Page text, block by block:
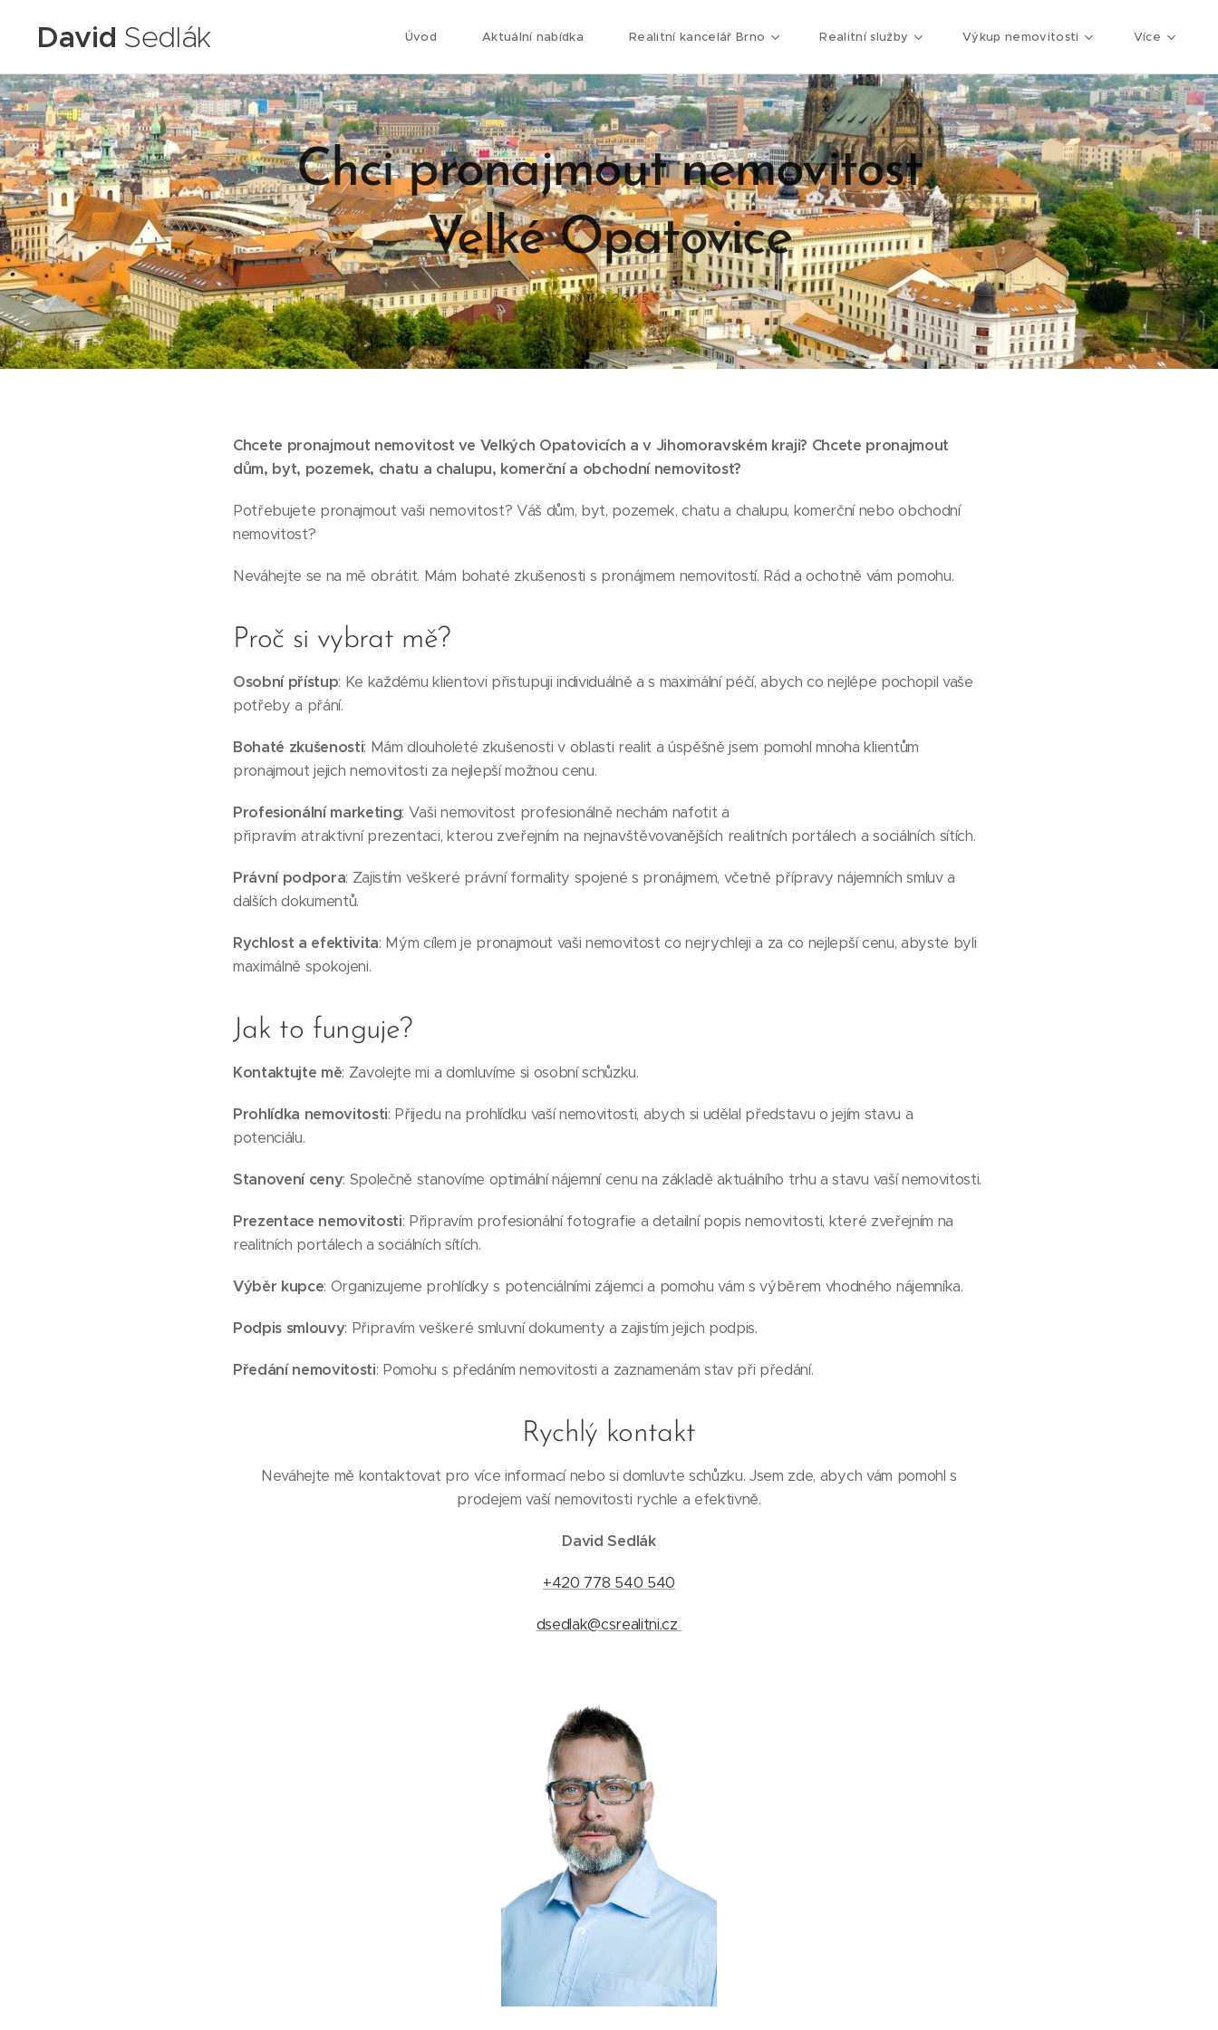
David Sedlák Úvod Aktuální nabídka Realitní kancelář Brno Realitní služby Výkup nemovitosti Více
Chci pronajmout nemovitost
Velké Opatovice
16.02.2025
Chcete pronajmout nemovitost ve Velkých Opatovicích a v Jihomoravském kraji? Chcete pronajmout
dům, byt, pozemek, chatu a chalupu, komerční a obchodní nemovitost?
Potřebujete pronajmout vaši nemovitost? Váš dům, byt, pozemek, chatu a chalupu, komerční nebo obchodní
nemovitost?
Neváhejte se na mě obrátit. Mám bohaté zkušenosti s pronájmem nemovitostí. Rád a ochotně vám pomohu.
Proč si vybrat mě?
Osobní přístup: Ke každému klientovi přistupuji individuálně a s maximální péčí, abych co nejlépe pochopil vaše
potřeby a přání.
Bohaté zkušenosti: Mám dlouholeté zkušenosti v oblasti realit a úspěšně jsem pomohl mnoha klientům
pronajmout jejich nemovitosti za nejlepší možnou cenu.
Profesionální marketing: Vaši nemovitost profesionálně nechám nafotit a
připravím atraktivní prezentaci, kterou zveřejním na nejnavštěvovanějších realitních portálech a sociálních sítích.
Právní podpora: Zajistím veškeré právní formality spojené s pronájmem, včetně přípravy nájemních smluv a
dalších dokumentů.
Rychlost a efektivita: Mým cílem je pronajmout vaši nemovitost co nejrychleji a za co nejlepší cenu, abyste byli
maximálně spokojeni.
Jak to funguje?
Kontaktujte mě: Zavolejte mi a domluvíme si osobní schůzku.
Prohlídka nemovitosti: Přijedu na prohlídku vaší nemovitosti, abych si udělal představu o jejím stavu a
potenciálu.
Stanovení ceny: Společně stanovíme optimální nájemní cenu na základě aktuálního trhu a stavu vaší nemovitosti.
Prezentace nemovitosti: Připravím profesionální fotografie a detailní popis nemovitosti, které zveřejním na
realitních portálech a sociálních sítích.
Výběr kupce: Organizujeme prohlídky s potenciálními zájemci a pomohu vám s výběrem vhodného nájemníka.
Podpis smlouvy: Připravím veškeré smluvní dokumenty a zajistím jejich podpis.
Předání nemovitosti: Pomohu s předáním nemovitosti a zaznamenám stav při předání.
Rychlý kontakt
Neváhejte mě kontaktovat pro více informací nebo si domluvte schůzku. Jsem zde, abych vám pomohl s
prodejem vaší nemovitosti rychle a efektivně.
David Sedlák
+420 778 540 540
dsedlak@csrealitni.cz